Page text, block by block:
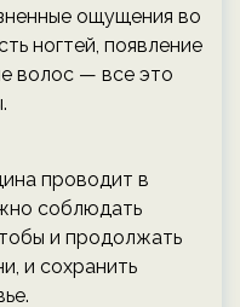
ощущения во
ногтей, появление
волос — все это
проводит в
соблюдать
и продолжать
и сохранить